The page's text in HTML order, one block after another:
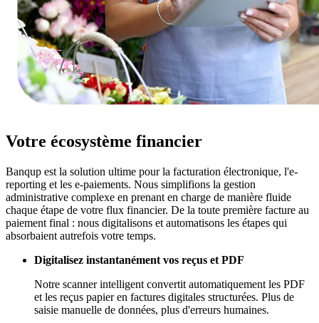
Votre écosystème financier
Banqup est la solution ultime pour la facturation électronique, l'e-
reporting et les e-paiements. Nous simplifions la gestion
administrative complexe en prenant en charge de manière fluide
chaque étape de votre flux financier. De la toute première facture au
paiement final : nous digitalisons et automatisons les étapes qui
absorbaient autrefois votre temps.
Digitalisez instantanément vos reçus et PDF
Notre scanner intelligent convertit automatiquement les PDF
et les reçus papier en factures digitales structurées. Plus de
saisie manuelle de données, plus d'erreurs humaines.